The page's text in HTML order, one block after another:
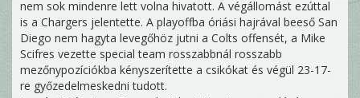
nem sok mindenre lett volna hivatott. A végállomást ezúttal
is a Chargers jelentette. A playoffba óriási hajrával beeső San
Diego nem hagyta levegőhöz jutni a Colts offensét, a Mike
Scifres vezette special team rosszabbnál rosszabb
mezőnypozíciókba kényszerítette a csikókat és végül 23-17-
re győzedelmeskedni tudott.